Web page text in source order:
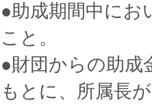
●助成期間中にお
こと。
●財団からの助成
もとに、所属長